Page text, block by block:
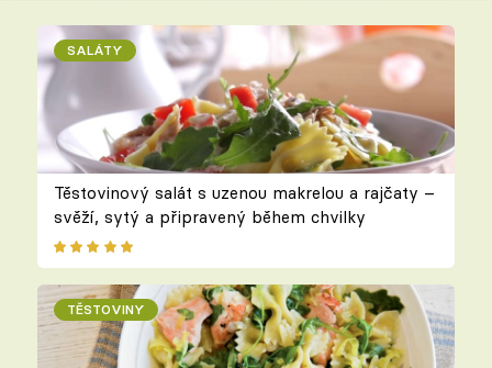
SALÁTY
Těstovinový salát s uzenou makrelou a rajčaty –
svěží, sytý a připravený během chvilky
TĚSTOVINY